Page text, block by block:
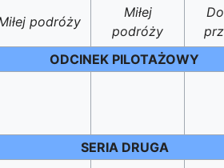
podróży
Miłej
podróży
ODCINEK PILOTAŻOWY
SERIA DRUGA